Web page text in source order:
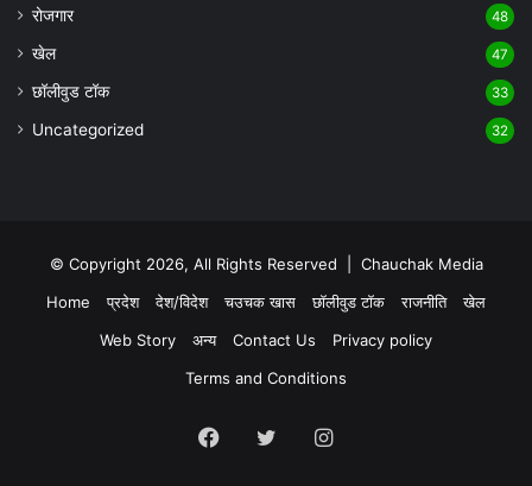
रोजगार 48
खेल 47
छॉलीवुड टॉक 33
Uncategorized 32
© Copyright 2026, All Rights Reserved | Chauchak Media
Home
प्रदेश देश/विदेश चउचक खास छॉलीवुड टॉक राजनीति
खेल
Web Story
अन्य Contact Us
Privacy policy
Terms and Conditions
Facebook
TwitterInstagram